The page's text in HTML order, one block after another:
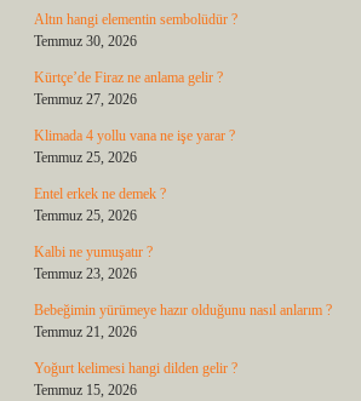
Altın hangi elementin sembolüdür ?
Temmuz 30, 2026
Kürtçe’de Firaz ne anlama gelir ?
Temmuz 27, 2026
Klimada 4 yollu vana ne işe yarar ?
Temmuz 25, 2026
Entel erkek ne demek ?
Temmuz 25, 2026
Kalbi ne yumuşatır ?
Temmuz 23, 2026
Bebeğimin yürümeye hazır olduğunu nasıl anlarım ?
Temmuz 21, 2026
Yoğurt kelimesi hangi dilden gelir ?
Temmuz 15, 2026